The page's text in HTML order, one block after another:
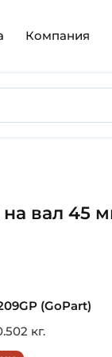
Компания
вал 45
(GoPart)
кг.